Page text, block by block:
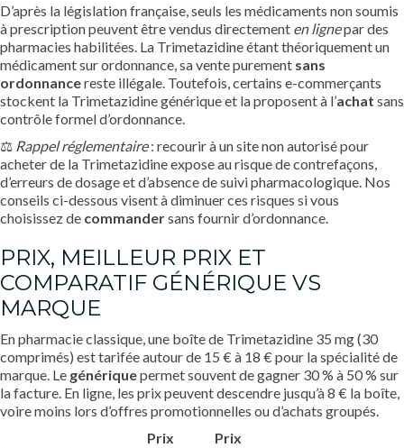
D’après la législation française, seuls les médicaments non soumis
à prescription peuvent être vendus directement en lignepar des
pharmacies habilitées. La Trimetazidine étant théoriquement un
médicament sur ordonnance, sa vente purement sans
ordonnancereste illégale. Toutefois, certains e-commerçants
stockent la Trimetazidine générique et la proposent à l’achat sans
contrôle formel d’ordonnance.
⚖️ Rappel réglementaire: recourir à un site non autorisé pour
acheter de la Trimetazidine expose au risque de contrefaçons,
d’erreurs de dosage et d’absence de suivi pharmacologique. Nos
conseils ci-dessous visent à diminuer ces risques si vous
choisissez de commandersans fournir d’ordonnance.
PRIX, MEILLEUR PRIX ET
COMPARATIF GÉNÉRIQUE VS
MARQUE
En pharmacie classique, une boîte de Trimetazidine 35 mg (30
comprimés) est tarifée autour de 15 € à 18 € pour la spécialité de
marque. Le génériquepermet souvent de gagner 30 % à 50 % sur
la facture. En ligne, les prix peuvent descendre jusqu’à 8 € la boîte,
voire moins lors d’offres promotionnelles ou d’achats groupés.
Prix
Prix